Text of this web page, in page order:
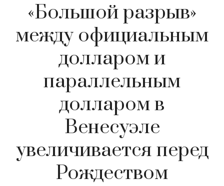
«Большой разрыв»
между официальным
долларом и
параллельным
долларом в
Венесуэле
увеличивается перед
Рождеством